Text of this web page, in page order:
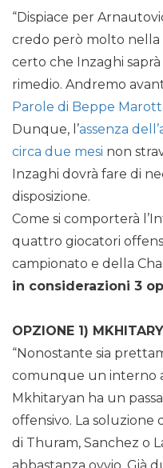
“Dispiace per
credo però molto nella
certo che Inzaghi
rimedio. Andremo
Parole di Beppe
Dunque, l’assenza
circa due mesi non
Inzaghi dovrà fare di
disposizione.
Come si comporterà
quattro giocatori
campionato e della
in considerazioni 3
OPZIONE 1)
“Nonostante sia
comunque un interno
Mkhitaryan ha un
offensivo. La soluzione
di Thuram, Sanchez o